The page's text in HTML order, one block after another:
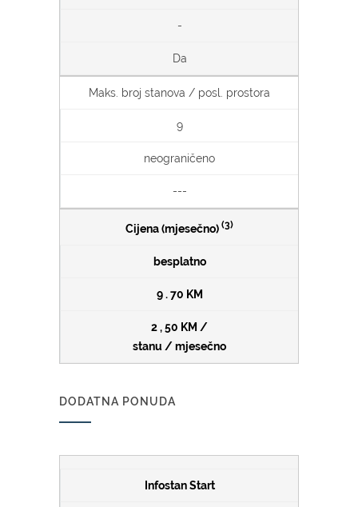
-
Da
Maks. broj stanova / posl. prostora
9
neograničeno
---
Cijena (mjesečno) (3)
besplatno
9 . 70 KM
2 , 50 KM /
stanu / mjesečno
DODATNA PONUDA
Infostan Start